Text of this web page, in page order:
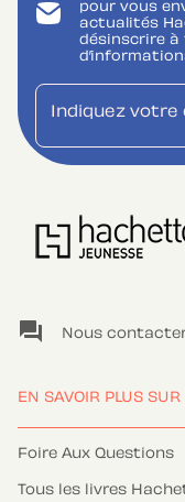
pour vous
actualités
désinscrire à
Indiquez votre
question_answer Nous
EN SAVOIR PLUS
Foire Aux Questions
Tous les livres